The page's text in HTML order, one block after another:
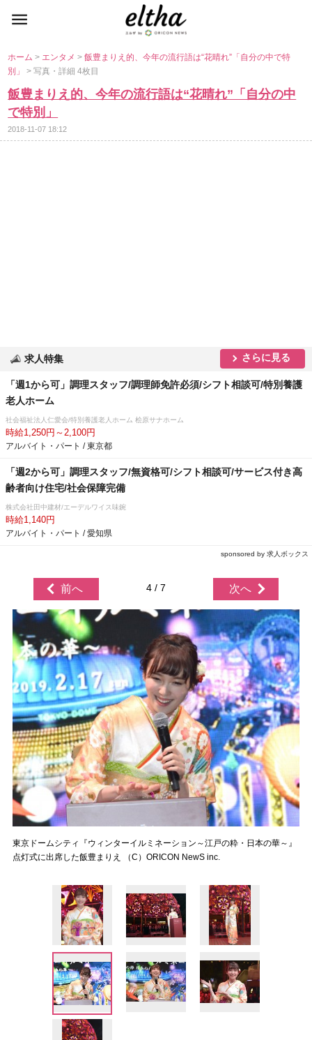
ホーム> エンタメ>飯豊まりえ的、今年の流行語は“花晴れ”「自分の中で特
別」> 写真・詳細 4枚目
飯豊まりえ的、今年の流行語は“花晴れ”「自分の中
で特別」
2018-11-07 18:12
求人特集 さらに見る
「週1から可」調理スタッフ/調理師免許必須/シフト相談可/特別養護
老人ホーム
社会福祉法人仁愛会/特別養護老人ホーム 桧原サナホーム
時給1,250円～2,100円
アルバイト・パート / 東京都
「週2から可」調理スタッフ/無資格可/シフト相談可/サービス付き高
齢者向け住宅/社会保障完備
株式会社田中建材/エーデルワイス味鋺
時給1,140円
アルバイト・パート / 愛知県
sponsored by 求人ボックス
前へ 4 / 7 次へ
東京ドームシティ『ウィンターイルミネーション～江戸の粋・日本の華～』
点灯式に出席した飯豊まりえ （C）ORICON NewS inc.